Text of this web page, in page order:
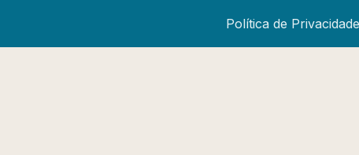
Política de Privacidade